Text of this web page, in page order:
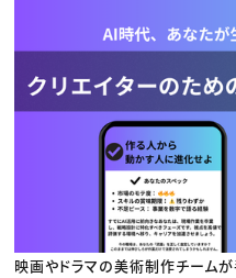
プロフェッショ
映画やドラマの美術制作チーム